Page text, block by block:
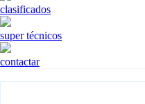
clasificados
super técnicos
contactar